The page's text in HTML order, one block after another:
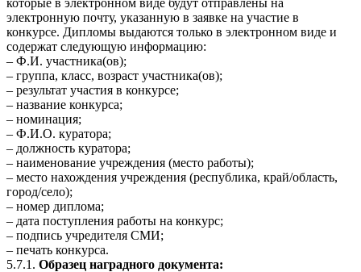
электронную почту, указанную в заявке на участие в
конкурсе. Дипломы выдаются только в электронном виде и
содержат следующую информацию:
– Ф.И. участника(ов);
– группа, класс, возраст участника(ов);
– результат участия в конкурсе;
– название конкурса;
– номинация;
– Ф.И.О. куратора;
– должность куратора;
– наименование учреждения (место работы);
– место нахождения учреждения (республика, край/область,
город/село);
– номер диплома;
– дата поступления работы на конкурс;
– подпись учредителя СМИ;
– печать конкурса.
5.7.1. Образец наградного документа: